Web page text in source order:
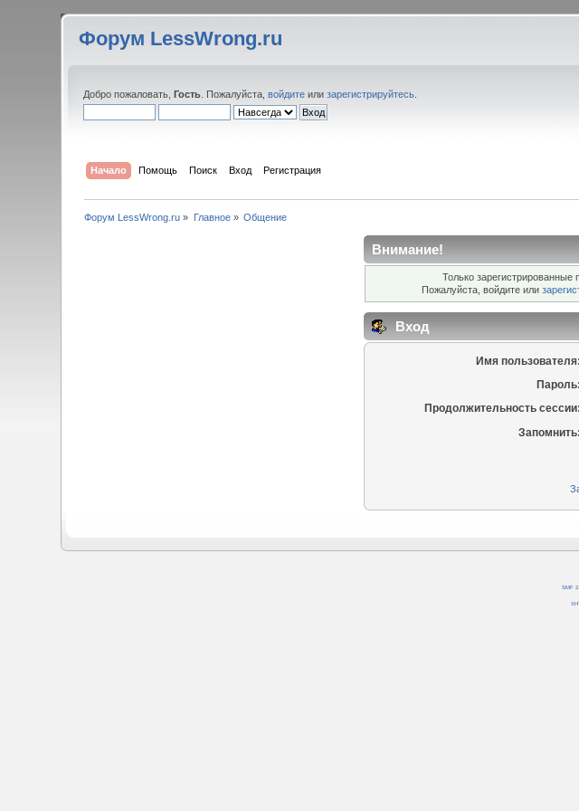
Форум LessWrong.ru
Добро пожаловать,Гость . Пожалуйста,войдите илизарегистрируйтесь
Начало Помощь Поиск Вход Регистрация
Форум LessWrong.ru » Главное» Общение
Внимание!
Только зарегистрированные
Пожалуйста, войдите или
Вход
Имя пользователя:
Пароль:
Продолжительность сессии:
Запомнить:
SMF